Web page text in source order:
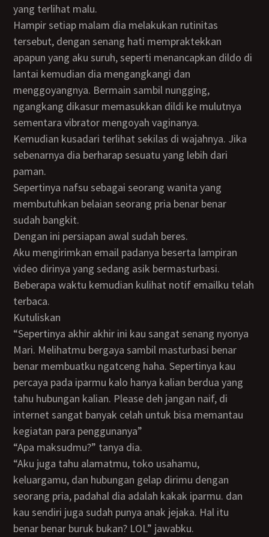
yang terlihat malu.
Hampir setiap malam dia melakukan rutinitas
tersebut, dengan senang hati mempraktekkan
apapun yang aku suruh, seperti menancapkan dildo di
lantai kemudian dia mengangkangi dan
menggoyangnya. Bermain sambil nungging,
ngangkang dikasur memasukkan dildi ke mulutnya
sementara vibrator mengoyah vaginanya.
Kemudian kusadari terlihat sekilas di wajahnya. Jika
sebenarnya dia berharap sesuatu yang lebih dari
paman.
Sepertinya nafsu sebagai seorang wanita yang
membutuhkan belaian seorang pria benar benar
sudah bangkit.
Dengan ini persiapan awal sudah beres.
Aku mengirimkan email padanya beserta lampiran
video dirinya yang sedang asik bermasturbasi.
Beberapa waktu kemudian kulihat notif emailku telah
terbaca.
Kutuliskan
“Sepertinya akhir akhir ini kau sangat senang nyonya
Mari. Melihatmu bergaya sambil masturbasi benar
benar membuatku ngatceng haha. Sepertinya kau
percaya pada iparmu kalo hanya kalian berdua yang
tahu hubungan kalian. Please deh jangan naif, di
internet sangat banyak celah untuk bisa memantau
kegiatan para penggunanya”
“Apa maksudmu?” tanya dia.
“Aku juga tahu alamatmu, toko usahamu,
keluargamu, dan hubungan gelap dirimu dengan
seorang pria, padahal dia adalah kakak iparmu. dan
kau sendiri juga sudah punya anak jejaka. Hal itu
benar benar buruk bukan? LOL” jawabku.